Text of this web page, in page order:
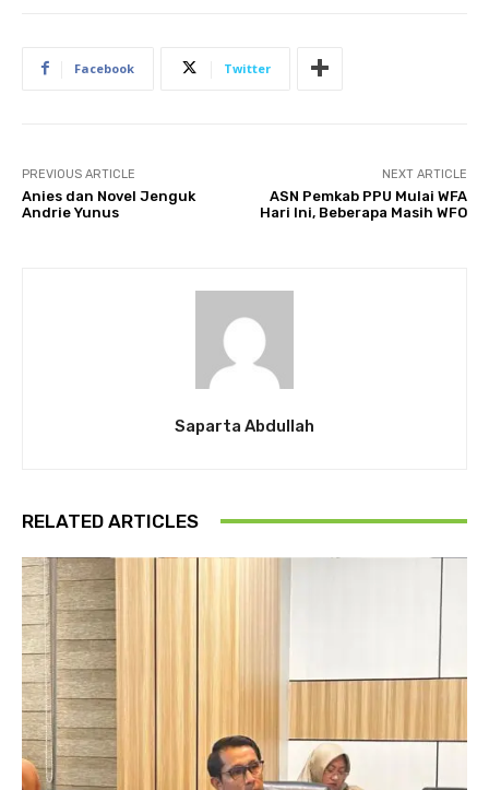
Facebook Twitter
PREVIOUS ARTICLE
Anies dan Novel Jenguk
Andrie Yunus
NEXT ARTICLE
ASN Pemkab PPU Mulai WFA
Hari Ini, Beberapa Masih WFO
Saparta Abdullah
RELATED ARTICLES